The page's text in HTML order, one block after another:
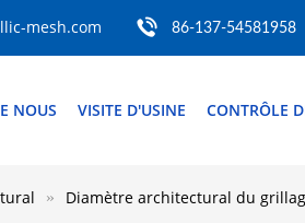
mesh.com 86-137-54581958
NOUS VISITE D'USINE CONTRÔLE
Diamètre architectural du